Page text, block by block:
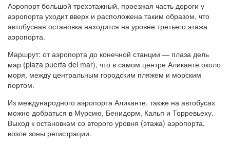
Аэропорт большой трехэтажный, проезжая часть дороги у
аэропорта уходит вверх и расположена таким образом, что
автобусная остановка находится на уровне третьего этажа
аэропорта.
Маршрут: от аэропорта до конечной станции — плаза дель
мар (plaza puerta del mar), что в самом центре Аликанте около
моря, между центральным городским пляжем и морским
портом.
Из международного аэропорта Аликанте, также на автобусах
можно добраться в Мурсию, Бенидорм, Кальп и Торревьеху.
Выход к остановкам со второго уровня (этажа) аэропорта,
возле зоны регистрации.